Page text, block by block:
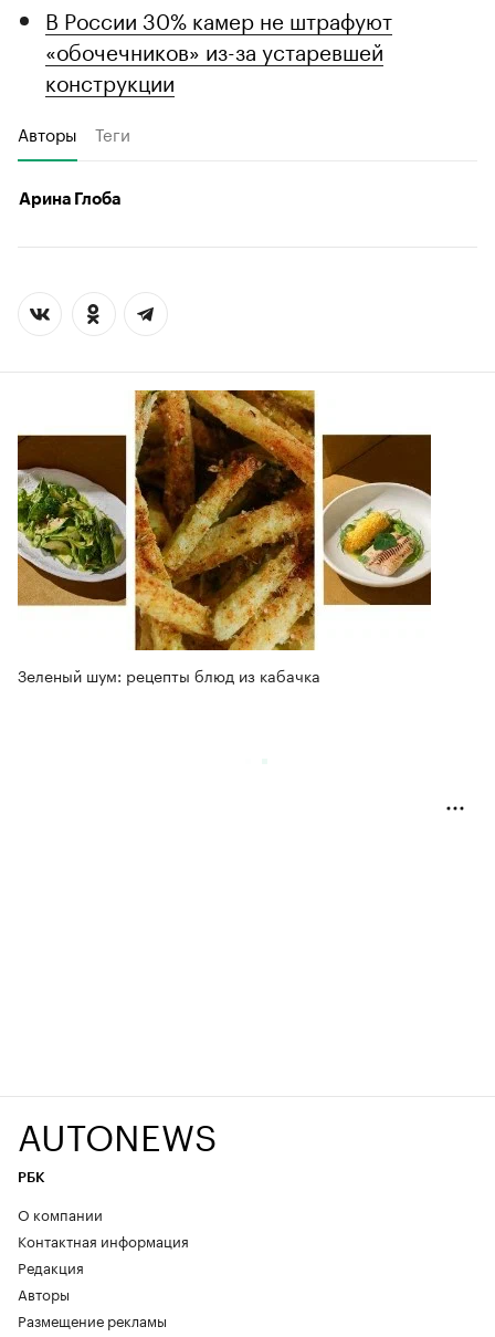
В России 30% камер не штрафуют
«обочечников» из-за устаревшей
конструкции
Авторы Теги
Арина Глоба
Зеленый шум: рецепты блюд из кабачка
AUTONEWS
РБК
О компании
Контактная информация
Редакция
Авторы
Размещение рекламы